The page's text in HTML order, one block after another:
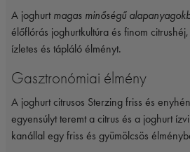
A joghurt magas minőségű
élőflórás joghurtkultúra és finom
ízletes és tápláló élményt.
Gasztronómiai élmény
A joghurt citrusos Sterzing friss és
egyensúlyt teremt a citrus és a joghurt
kanállal egy friss és gyümölcsös